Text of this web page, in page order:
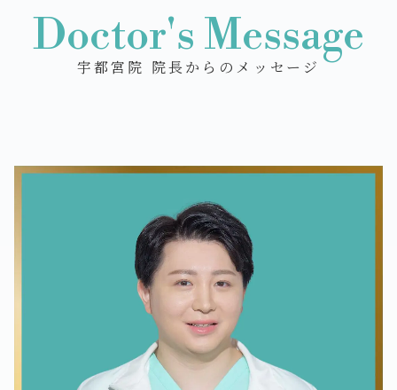
Doctor's Message
宇都宮院 院長からのメッセージ